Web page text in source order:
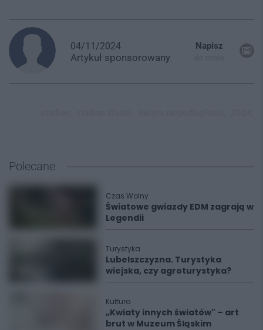
04/11/2024
Artykuł sponsorowany
Napisz
Polecane
Czas Wolny
Światowe gwiazdy EDM zagrają w
Legendii
Turystyka
Lubelszczyzna. Turystyka
wiejska, czy agroturystyka?
Kultura
„Kwiaty innych światów" – art
brut w Muzeum Śląskim